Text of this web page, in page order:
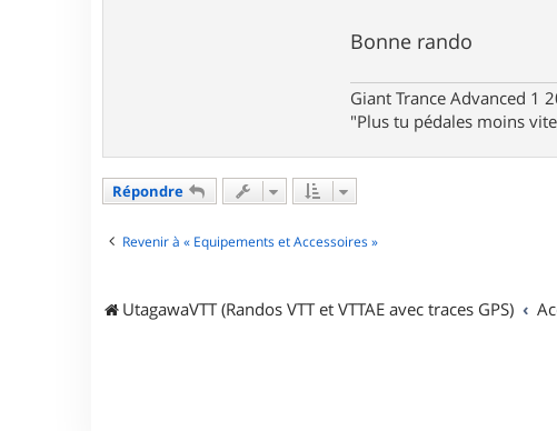
Bonne rando
Giant Trance Advanced 1
"Plus tu pédales moins
Répondre
Revenir à « Equipements et Accessoires »
UtagawaVTT (Randos VTT et VTTAE avec traces GPS)